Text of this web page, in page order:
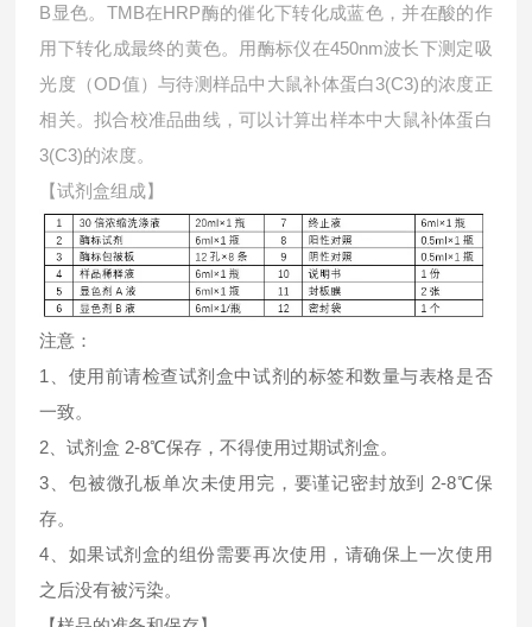
B显色。TMB在HRP酶的催化下转化成蓝色，并在酸的作
用下转化成最终的黄色。用酶标仪在450nm波长下测定吸
光度（OD值）与待测样品中 大鼠补体蛋白3(C3)的浓度正
相关。拟合校准品曲线，可以计算出样本中大鼠补体蛋白
3(C3)的浓度。
【试剂盒组成】
注意：
1、使用前请检查试剂盒中试剂的标签和数量与表格是否
一致。
2、试剂盒 2-8℃保存，不得使用过期试剂盒。
3、包被微孔板单次未使用完，要谨记密封放到 2-8℃保
存。
4、如果试剂盒的组份需要再次使用，请确保上一次使用
之后没有被污染。